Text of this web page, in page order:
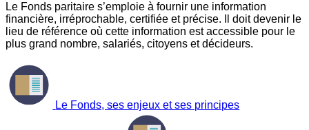
Le Fonds paritaire s’emploie à fournir une information
financière, irréprochable, certifiée et précise. Il doit devenir le
lieu de référence où cette information est accessible pour le
plus grand nombre, salariés, citoyens et décideurs.
Le Fonds, ses enjeux et ses principes